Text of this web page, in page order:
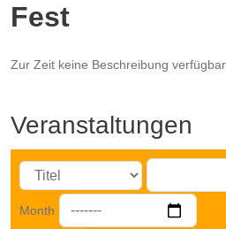
Fest
Zur Zeit keine Beschreibung verfügbar
Veranstaltungen
Month